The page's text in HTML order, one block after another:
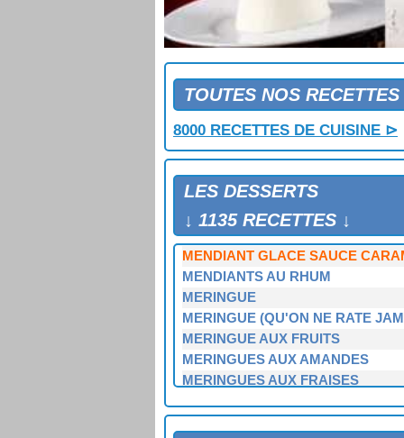
TOUTES NOS RECETTES
8000 RECETTES DE CUISINE ⊳
LES DESSERTS
↓ 1135 RECETTES ↓
MARRONS GLACES
MARTINIQUAIS
MELON AUX FRAISES
MELON AUX FRAMBOISES
MELON AUX PECHES ET AUX
MELON CHANTILLY
MELON D'EAU AUX FRUITS
MELON FARCI MERINGUE
MELON GLACE A L'ORIENTALE
MENDIANT
MENDIANT GLACE SAUCE
MENDIANTS AU RHUM
MERINGUE
MERINGUE (QU'ON NE RATE
MERINGUE AUX FRUITS
MERINGUES AUX AMANDES
MERINGUES AUX FRAISES